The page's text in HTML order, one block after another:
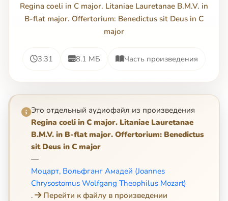
Regina coeli in C major. Litaniae Lauretanae B.M.V. in
B-flat major. Offertorium: Benedictus sit Deus in C
major
3:31 8.1 МБ Часть произведения
Это отдельный аудиофайл из произведения
Regina coeli in C major. Litaniae Lauretanae
B.M.V. in B-flat major. Offertorium: Benedictus
sit Deus in C major
—
Моцарт, Вольфганг Амадей (Joannes
Chrysostomus Wolfgang Theophilus Mozart)
.
Перейти к файлу в произведении